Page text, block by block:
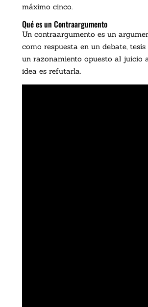
máximo cinco.
Qué es un Contraargumento
Un contraargumento es un
como respuesta en un debate, tesis
un razonamiento opuesto al juicio
idea es refutarla.